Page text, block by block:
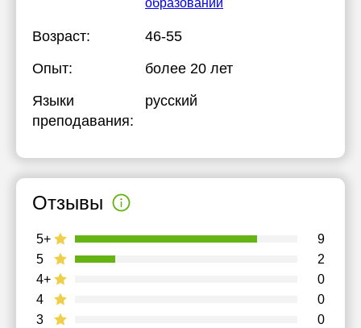
образовании
Возраст:
46-55
Опыт:
более 20 лет
Языки
преподавания:
русский
Отзывы
3 0
4 0
4+ 0
5 2
5+ 9